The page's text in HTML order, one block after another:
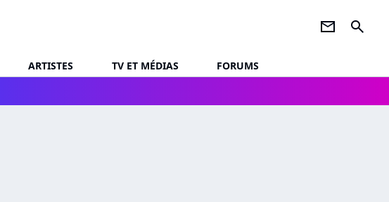
newsletter search
ARTISTES TV ET MÉDIAS
FORUMS